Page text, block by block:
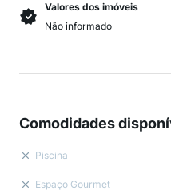
Valores dos imóveis
Não informado
Comodidades
Piscina
Espaço Gourmet